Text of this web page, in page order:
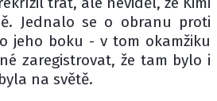
Jednalo se o obranu proti
jeho boku - v tom okamžiku
zaregistrovat, že tam bylo i
na světě.